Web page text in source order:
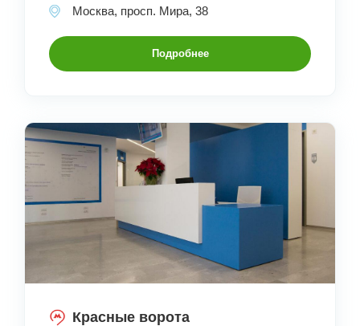
Москва, просп. Мира, 38
Подробнее
Красные ворота